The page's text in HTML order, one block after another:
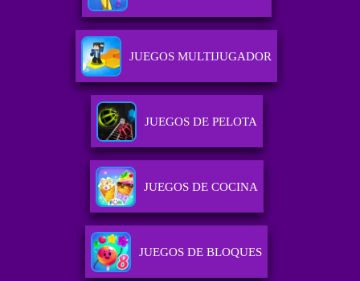
JUEGOS MULTIJUGADOR
JUEGOS DE PELOTA
JUEGOS DE COCINA
JUEGOS DE BLOQUES